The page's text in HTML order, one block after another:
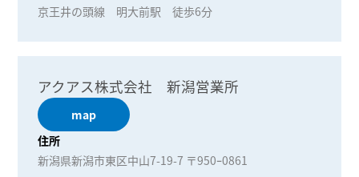
京王井の頭線 明大前駅 徒歩6分
アクアス株式会社 新潟営業所
map
住所
新潟県新潟市東区中山7-19-7 〒950ｰ0861